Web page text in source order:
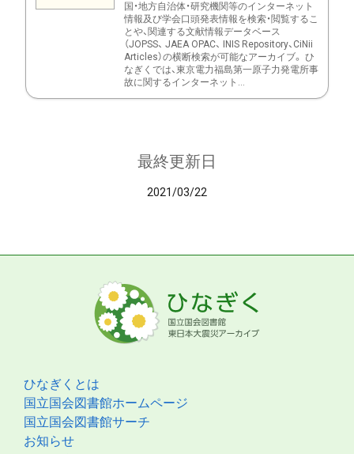
国・地方自治体・研究機関等のインターネット
情報及び学会口頭発表情報を検索・閲覧するこ
とや、関連する文献情報データベース
（JOPSS、 JAEA OPAC、 INIS Repository、CiNii
Articles）の横断検索が可能なアーカイブ。 ひ
なぎくでは、東京電力福島第一原子力発電所事
故に関するインターネット...
最終更新日
2021/03/22
ひなぎくとは
国立国会図書館ホームページ
国立国会図書館サーチ
お知らせ